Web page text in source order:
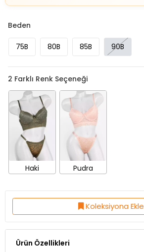
Beden
75B 80B 85B 90B
2 Farklı Renk Seçeneği
Haki Pudra
Koleksiyona Ekle
Ürün Özellikleri